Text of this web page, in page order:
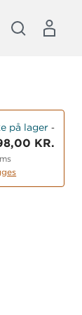
på lager -
KR.